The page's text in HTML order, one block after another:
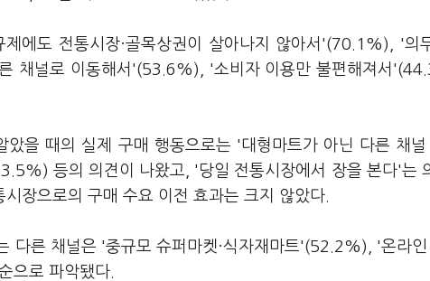
에도 전통시장·골목상권이 살아나지 않아서'(70.1%), '의
채널로 이동해서'(53.6%), '소비자 이용만 불편해져서
았을 때의 실제 구매 행동으로는 '대형마트가 아닌 다른 채널
등의 의견이 나왔고, '당일 전통시장에서 장을 본다'는
장으로의 구매 수요 이전 효과는 크지 않았다.
다른 채널은 '중규모 슈퍼마켓·식자재마트'(52.2%), '온라
으로 파악됐다.